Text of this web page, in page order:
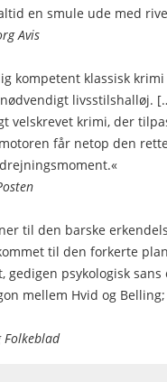
en smule ude med
Avis
kompetent klassisk
livsstilshalløj.
velskrevet krimi, der
får netop den
til den barske
til den forkerte
psykologisk sans
mellem Hvid og
Folkeblad